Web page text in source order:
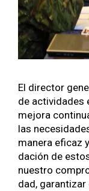
El direc­tor
de activi­dades
mejo­ra
las
man­era efi­caz
dación de
nue­stro
dad,